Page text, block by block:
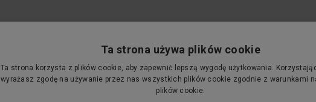
Mate 65
AVTek
6 800,00 zł
TruTouch TT-6519RS - VAT
5 500,00 zł
Ta strona używa plików cookie
Ta strona korzysta z plików cookie, aby zapewnić lepszą wygodę użytkowania.
wyrażasz zgodę na używanie przez nas wszystkich plików cookie zgodnie z warunkami
plików cookie.